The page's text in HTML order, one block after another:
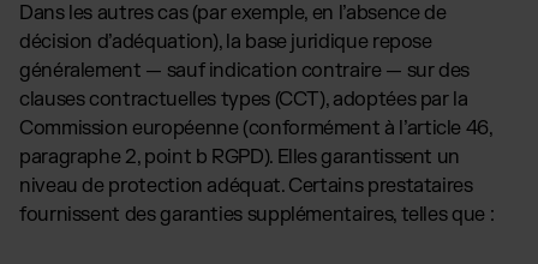
Dans les autres cas (par exemple, en l’absence de
décision d’adéquation), la base juridique repose
généralement — sauf indication contraire — sur des
clauses contractuelles types (CCT), adoptées par la
Commission européenne (conformément à l’article 46,
paragraphe 2, point b RGPD). Elles garantissent un
niveau de protection adéquat. Certains prestataires
fournissent des garanties supplémentaires, telles que :